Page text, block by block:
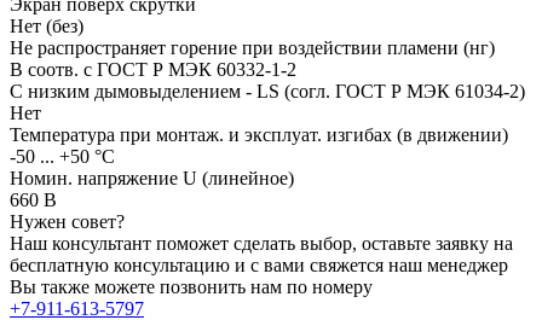
Нет (без)
Не распространяет горение при воздействии пламени (нг)
В соотв. с ГОСТ Р МЭК 60332-1-2
С низким дымовыделением - LS (согл. ГОСТ Р МЭК 61034-2)
Нет
Температура при монтаж. и эксплуат. изгибах (в движении)
-50 ... +50 °C
Номин. напряжение U (линейное)
660 В
Нужен совет?
Наш консультант поможет сделать выбор, оставьте заявку на
бесплатную консультацию и с вами свяжется наш менеджер
Вы также можете позвонить нам по номеру
+7-911-613-5797